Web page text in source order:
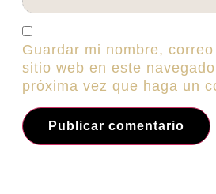
Guardar mi nombre, correo
sitio web en este